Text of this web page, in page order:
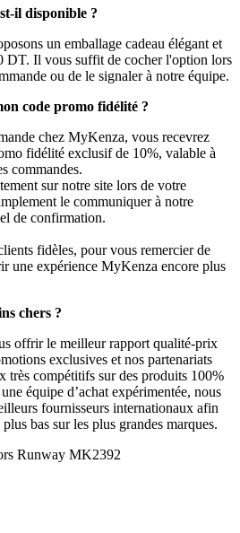
il disponible ?
un emballage cadeau élégant et
DT. Il vous suffit de cocher l'option lors
ou de le signaler à notre équipe.
code promo fidélité ?
chez MyKenza, vous recevrez
fidélité exclusif de 10%, valable à
commandes.
sur notre site lors de votre
le communiquer à notre
de confirmation.
fidèles, pour vous remercier de
une expérience MyKenza encore plus
chers ?
offrir le meilleur rapport qualité-prix
exclusives et nos partenariats
très compétitifs sur des produits 100%
équipe d’achat expérimentée, nous
fournisseurs internationaux afin
bas sur les plus grandes marques.
Runway MK2392